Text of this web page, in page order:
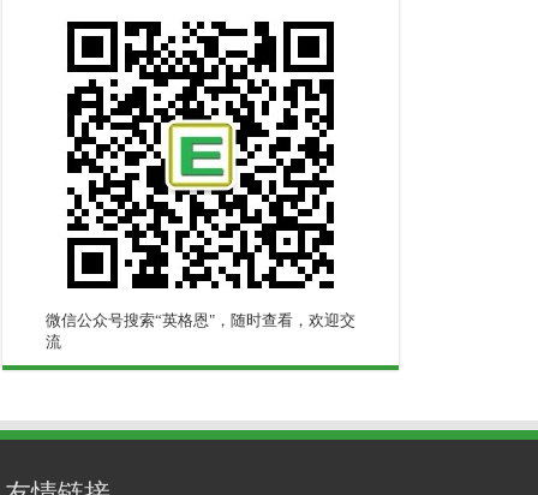
微信公众号搜索“英格恩"，随时查看，欢迎交
流